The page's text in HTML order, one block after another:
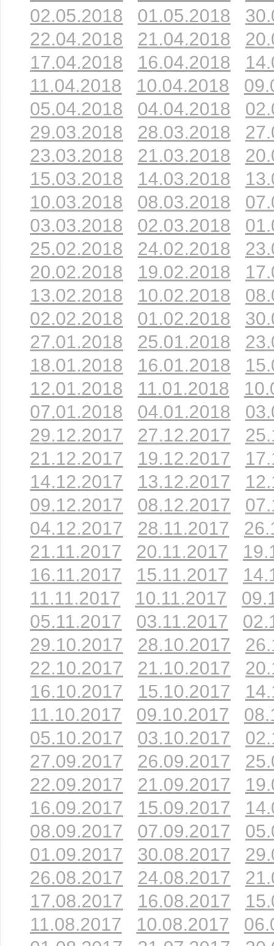
02.05.2018
01.05.2018
22.04.2018
21.04.2018
17.04.2018
16.04.2018
11.04.2018
10.04.2018
05.04.2018
04.04.2018
29.03.2018
28.03.2018
23.03.2018
21.03.2018
15.03.2018
14.03.2018
10.03.2018
08.03.2018
03.03.2018
02.03.2018
25.02.2018
24.02.2018
20.02.2018
19.02.2018
13.02.2018
10.02.2018
02.02.2018
01.02.2018
27.01.2018
25.01.2018
18.01.2018
16.01.2018
12.01.2018
11.01.2018
07.01.2018
04.01.2018
29.12.2017
27.12.2017
21.12.2017
19.12.2017
14.12.2017
13.12.2017
09.12.2017
08.12.2017
04.12.2017
28.11.2017
21.11.2017
20.11.2017
16.11.2017
15.11.2017
11.11.2017
10.11.2017
05.11.2017
03.11.2017
29.10.2017
28.10.2017
22.10.2017
21.10.2017
16.10.2017
15.10.2017
11.10.2017
09.10.2017
05.10.2017
03.10.2017
27.09.2017
26.09.2017
22.09.2017
21.09.2017
16.09.2017
15.09.2017
08.09.2017
07.09.2017
01.09.2017
30.08.2017
26.08.2017
24.08.2017
17.08.2017
16.08.2017
11.08.2017
10.08.2017